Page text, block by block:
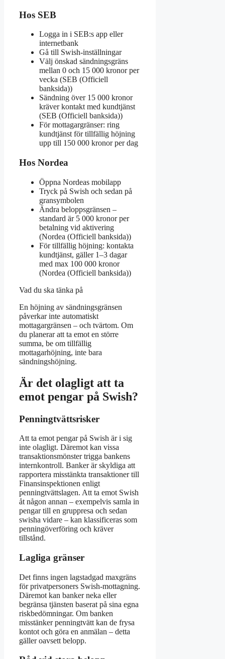
Hos SEB
Logga in i SEB:s app eller
internetbank
Gå till Swish-inställningar
Välj önskad sändningsgräns
mellan 0 och 15 000 kronor per
vecka (SEB (Officiell
banksida))
Sändning över 15 000 kronor
kräver kontakt med kundtjänst
(SEB (Officiell banksida))
För mottagargränser: ring
kundtjänst för tillfällig höjning
upp till 150 000 kronor per dag
Hos Nordea
Öppna Nordeas mobilapp
Tryck på Swish och sedan på
gransymbolen
Ändra beloppsgränsen –
standard är 5 000 kronor per
betalning vid aktivering
(Nordea (Officiell banksida))
För tillfällig höjning: kontakta
kundtjänst, gäller 1–3 dagar
med max 100 000 kronor
(Nordea (Officiell banksida))
Vad du ska tänka på
En höjning av sändningsgränsen
påverkar inte automatiskt
mottagargränsen – och tvärtom. Om
du planerar att ta emot en större
summa, be om tillfällig
mottagarhöjning, inte bara
sändningshöjning.
Är det olagligt att ta
emot pengar på Swish?
Penningtvättsrisker
Att ta emot pengar på Swish är i sig
inte olagligt. Däremot kan vissa
transaktionsmönster trigga bankens
internkontroll. Banker är skyldiga att
rapportera misstänkta transaktioner till
Finansinspektionen enligt
penningtvättslagen. Att ta emot Swish
åt någon annan – exempelvis samla in
pengar till en gruppresa och sedan
swisha vidare – kan klassificeras som
penningöverföring och kräver
tillstånd.
Lagliga gränser
Det finns ingen lagstadgad maxgräns
för privatpersoners Swish-mottagning.
Däremot kan banker neka eller
begränsa tjänsten baserat på sina egna
riskbedömningar. Om banken
misstänker penningtvätt kan de frysa
kontot och göra en anmälan – detta
gäller oavsett belopp.